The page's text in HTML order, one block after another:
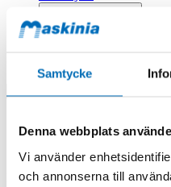
Samtycke
Denna webbplats
Vi använder
och annonserna till
Profilprodukter
Search
Hem
Kit, Decals
Produkten finns i följande